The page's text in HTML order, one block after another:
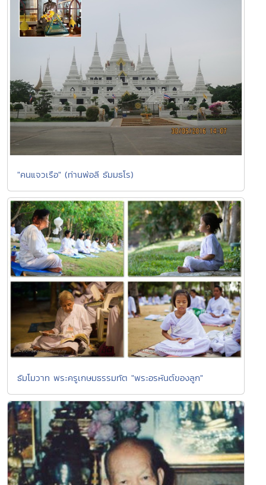
"คนแจวเรือ" (ท่านพ่อลี ธัมมธโร)
ธัมโมวาท พระครูเกษมธรรมทัต "พระอรหันต์ของลูก"